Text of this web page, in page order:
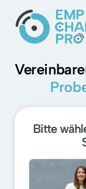
Bitte
Auswählen
Pflichtfeld.